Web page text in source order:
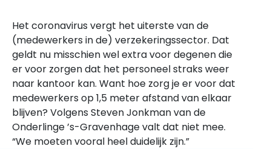
Het coronavirus vergt het uiterste van de
(medewerkers in de) verzekeringssector. Dat
geldt nu misschien wel extra voor degenen die
er voor zorgen dat het personeel straks weer
naar kantoor kan. Want hoe zorg je er voor dat
medewerkers op 1,5 meter afstand van elkaar
blijven? Volgens Steven Jonkman van de
Onderlinge ’s-Gravenhage valt dat niet mee.
“We moeten vooral heel duidelijk zijn.”